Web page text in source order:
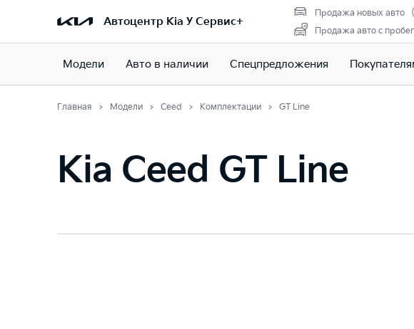
Автоцентр Kia У Сервис+
Продажа новых авто
Продажа авто с
Модели Авто в наличии Спецпредложения
Главная Модели Ceed Комплектации GT Line
Kia Ceed GT Line